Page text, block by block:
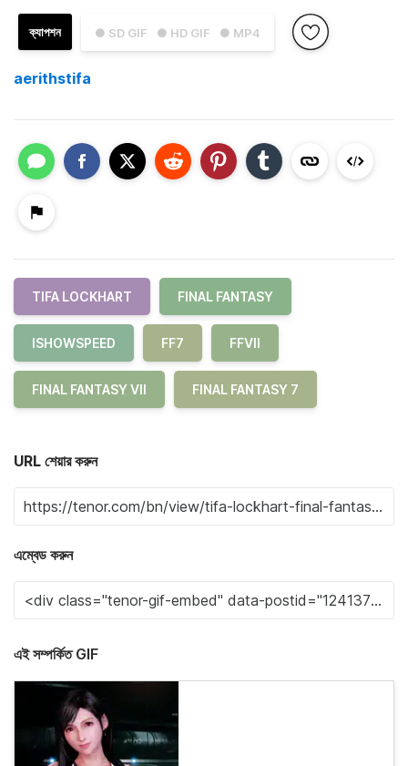
● SD GIF ● HD GIF ● MP4
ক্যাপশন
aerithstifa
TIFA LOCKHART FINAL FANTASY
ISHOWSPEED FF7 FFVII
FINAL FANTASY VII FINAL FANTASY 7
URL শেয়ার করুন
এম্বেড করুন
এই সম্পর্কিত GIF